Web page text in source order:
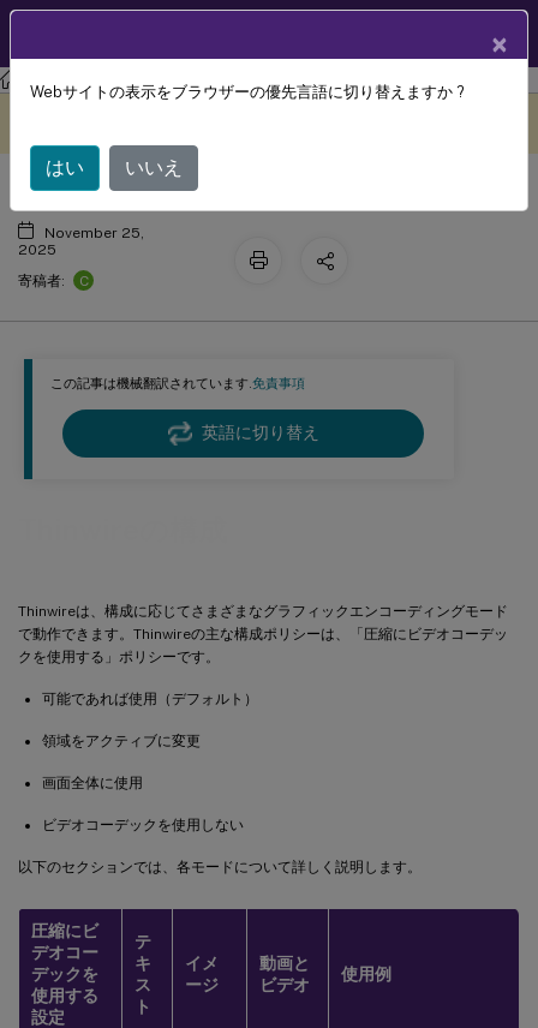
Citrix Virtual Apps and Desktops7 2511 Thinwire
この記事は機械翻訳されています.免責事項
英語に切り替え
Thinwireは、構成に応じてさまざまなグラフィックエンコーディングモード
で動作できます。Thinwireの主な構成ポリシーは、「圧縮にビデオコーデッ
クを使用する」ポリシーです。
可能であれば使用（デフォルト）
領域をアクティブに変更
画面全体に使用
ビデオコーデックを使用しない
以下のセクションでは、各モードについて詳しく説明します。
圧縮にビ
デオコー
デックを
使用する
設定
テ
キ
ス
ト
イメ
ージ
動画と
ビデオ
使用例
Thinwireの構成
November 25,
2025
寄稿者:
C
×
Webサイトの表示をブラウザーの優先言語に切り替えますか ?
はい いいえ